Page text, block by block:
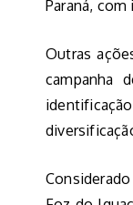
Paraná,
Outras
campanha